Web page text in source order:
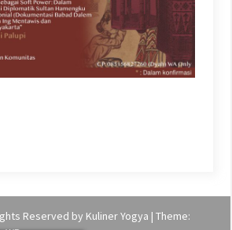
Reserved by Kuliner Yogya | Theme: